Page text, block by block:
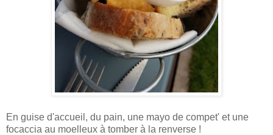
En guise d'accueil, du pain, une mayo de compet' et une
focaccia au moelleux à tomber à la renverse !